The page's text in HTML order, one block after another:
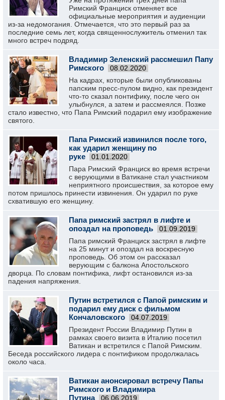
Римский Франциск отменяет все
официальные мероприятия и аудиенции
из-за недомогания. Отмечается, что это первый раз за
последние семь лет, когда священнослужитель отменил так
много встреч подряд.
Владимир Зеленский рассмешил Папу
Римского
08.02.2020
На кадрах, которые были опубликованы
папским пресс-пулом видно, как президент
что-то сказал понтифику, после чего он
улыбнулся, а затем и рассмеялся. Позже
стало известно, что Папа Римский подapил ему изображение
святого.
Папа Римский извинился после того,
как ударил женщину по
руке
01.01.2020
Пара Римский Франциск во время встречи
с верующими в Ватикане стал участником
неприятного происшествия, за которое ему
потом пришлось принести извинения. Он ударил по руке
схватившую его женщину.
Папа римский застрял в лифте и
опоздал на проповедь
01.09.2019
Папа римский Франциск застрял в лифте
на 25 минут и опоздал на воскресную
проповедь. Об этом он рассказал
верующим с балкона Апостольского
дворца. По словам понтифика, лифт остановился из-за
падения напряжения.
Путин встретился с Папой римским и
подарил ему диск с фильмом
Кончаловского
04.07.2019
Президент России Владимир Путин в
рамках своего визита в Италию посетил
Ватикан и встретился с Папой Римским.
Беседа российского лидера с понтификом продолжалась
около часа.
Ватикан анонсировал встречу Папы
Римского и Владимира
Путина
06.06.2019